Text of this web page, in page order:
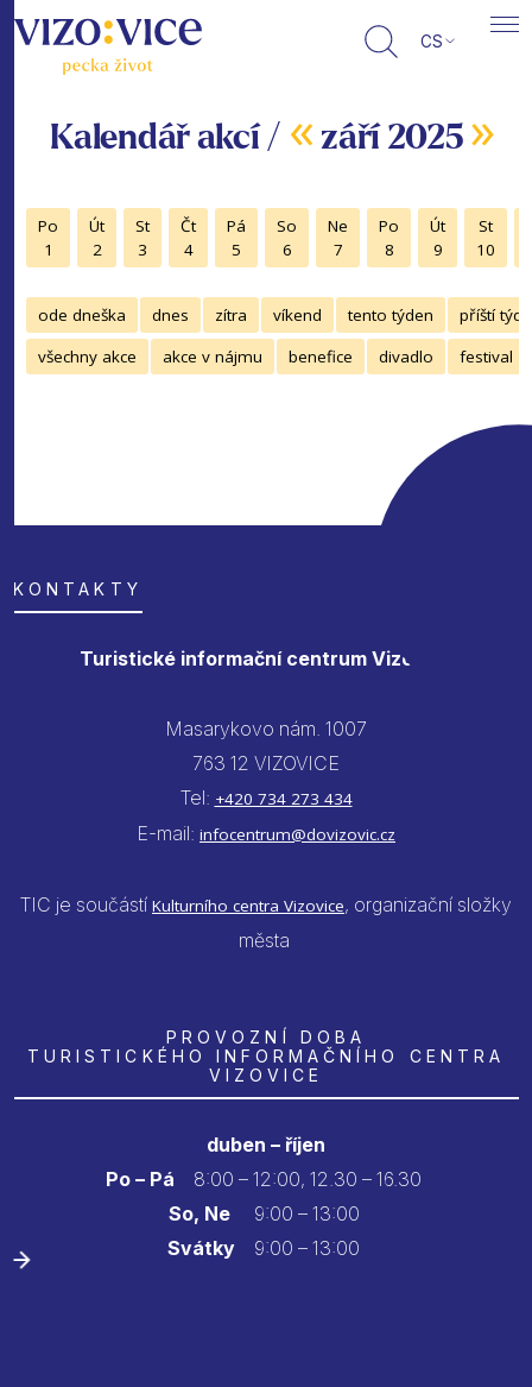
CS
Kalendář akcí / « září 2025 »
Po
1
Út
2
St
3
Čt
4
Pá
5
So
6
Ne
7
Po
8
Út
9
St
10
ode dneška dnes zítra víkend tento týden
příští
všechny akce
akce v nájmu benefice divadlo festival
KONTAKTY
Turistické informační centrum Vizovice
Masarykovo nám. 1007
763 12 VIZOVICE
Tel: +420 734 273 434
E-mail: infocentrum@dovizovic.cz
TIC je součástí Kulturního centra Vizovice, organizační složky
města
PROVOZNÍ DOBA
TURISTICKÉHO INFORMAČNÍHO CENTRA
VIZOVICE
duben – říjen
Po – Pá
8:00 – 12:00, 12.30 – 16.30
So, Ne9:00 – 13:00
Svátky 9:00 – 13:00